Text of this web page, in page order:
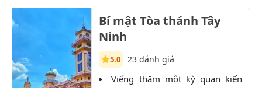
Bí mật Tòa thánh Tây
Ninh
5.0 23 đánh giá
Viếng thăm một kỳ quan kiến